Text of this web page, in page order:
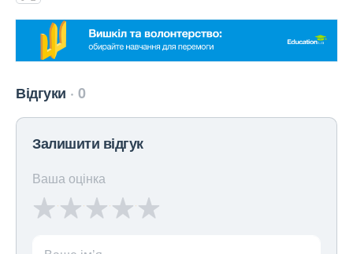
Відгуки 0
Залишити відгук
Ваша оцінка